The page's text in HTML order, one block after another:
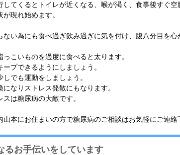
してくるとトイレが近くなる、喉が渇く、食事後すぐ空
が現れ始めます。
ない為にも食べ過ぎ飲み過ぎに気を付け、腹八分目を心
っこいものを過度に食べると太ります。
ープできるようにしましょう。
しでも運動をしましょう。
になりストレス発散にもなります。
スは糖尿病の大敵です。
山本にお住まいの方で糖尿病のご相談はお気軽にご連絡
るお手伝いをしています